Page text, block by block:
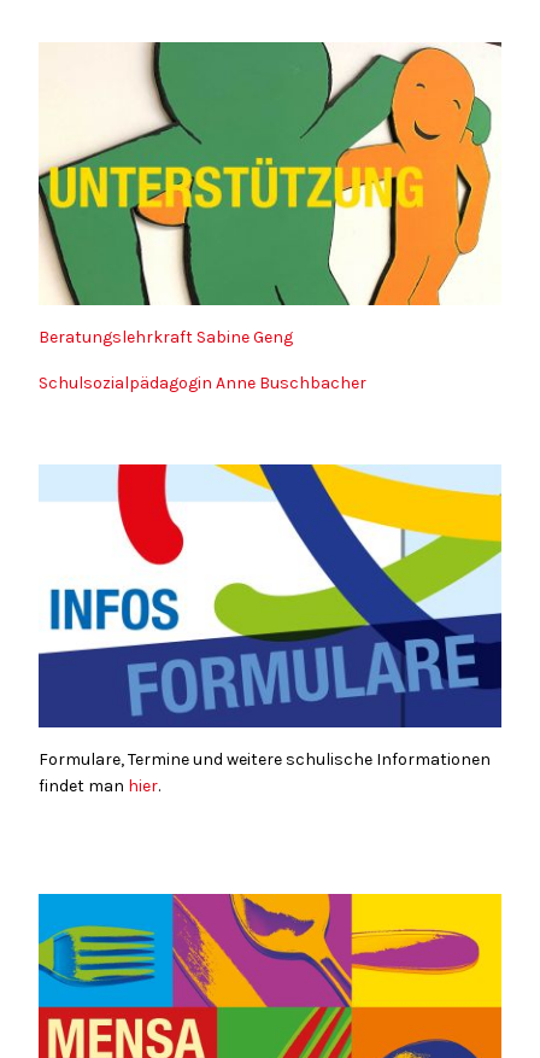
Beratungslehrkraft Sabine Geng
Schulsozialpädagogin Anne Buschbacher
Formulare, Termine und weitere schulische Informationen
findet man hier.